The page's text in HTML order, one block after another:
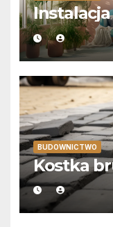
BUDOWNICTWO
Kostka